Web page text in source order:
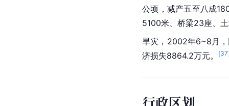
公顷，减产五至八成
5100米、桥梁23座、
旱灾，2002年6~8月
济损失8864.2万元。
[37
行政区划